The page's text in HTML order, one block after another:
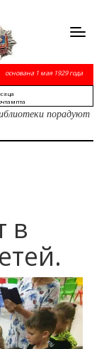
основана 1 мая 1929 года
порадуют
в